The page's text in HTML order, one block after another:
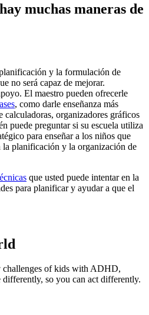
muchas maneras de
y la formulación de
no será capaz de mejorar.
El maestro pueden ofrecerle
, como darle enseñanza más
calculadoras, organizadores gráficos
puede preguntar si su escuela utiliza
para enseñar a los niños que
la planificación y la organización de
que usted puede intentar en la
para planificar y ayudar a que el
challenges of kids with ADHD,
so you can act differently.